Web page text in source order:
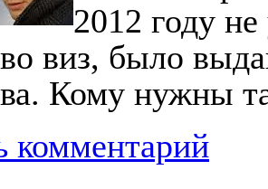
2012 году
виз, было
Кому нужны
комментарий